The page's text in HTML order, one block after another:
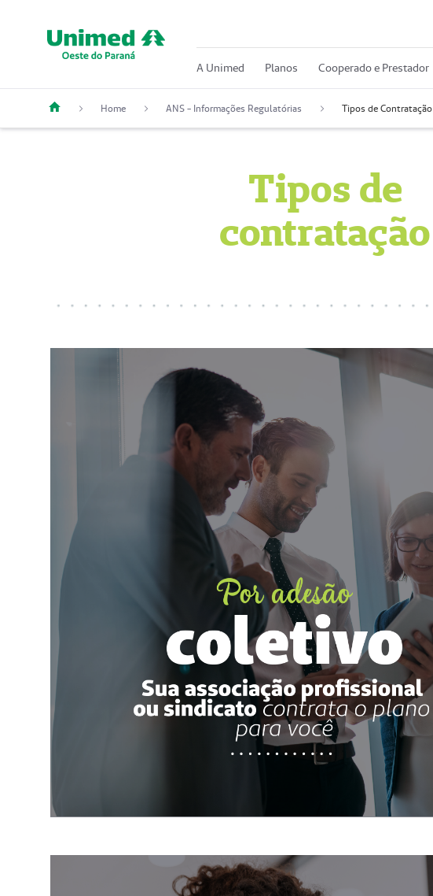
A Unimed Planos Cooperado e Prestador
Home ANS - Informações Regulatórias Tipos de Contratação
Tipos de
contratação